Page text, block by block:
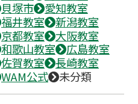
貝塚市
愛知教室
福井教室
新潟教室
京都教室
大阪教室
和歌山教室
広島教室
佐賀教室
長崎教室
WAM公式 未分類